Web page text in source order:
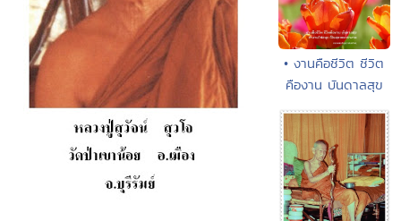
• งานคือชีวิต ชีวิต
คืองาน บันดาลสุข